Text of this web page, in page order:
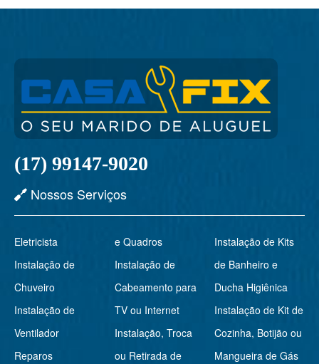
(17) 99147-9020
Nossos Serviços
Eletricista
Instalação de
Chuveiro
Instalação de
Ventilador
Reparos
e Quadros
Instalação de
Cabeamento para
TV ou Internet
Instalação, Troca
ou Retirada de
Instalação de Kits
de Banheiro e
Ducha Higiênica
Instalação de Kit de
Cozinha, Botijão ou
Mangueira de Gás